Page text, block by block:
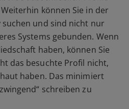
können Sie in der
suchen und sind nicht nur
Systems gebunden. Wenn
haben, können Sie
das besuchte Profil nicht,
haben. Das minimiert
schreiben zu